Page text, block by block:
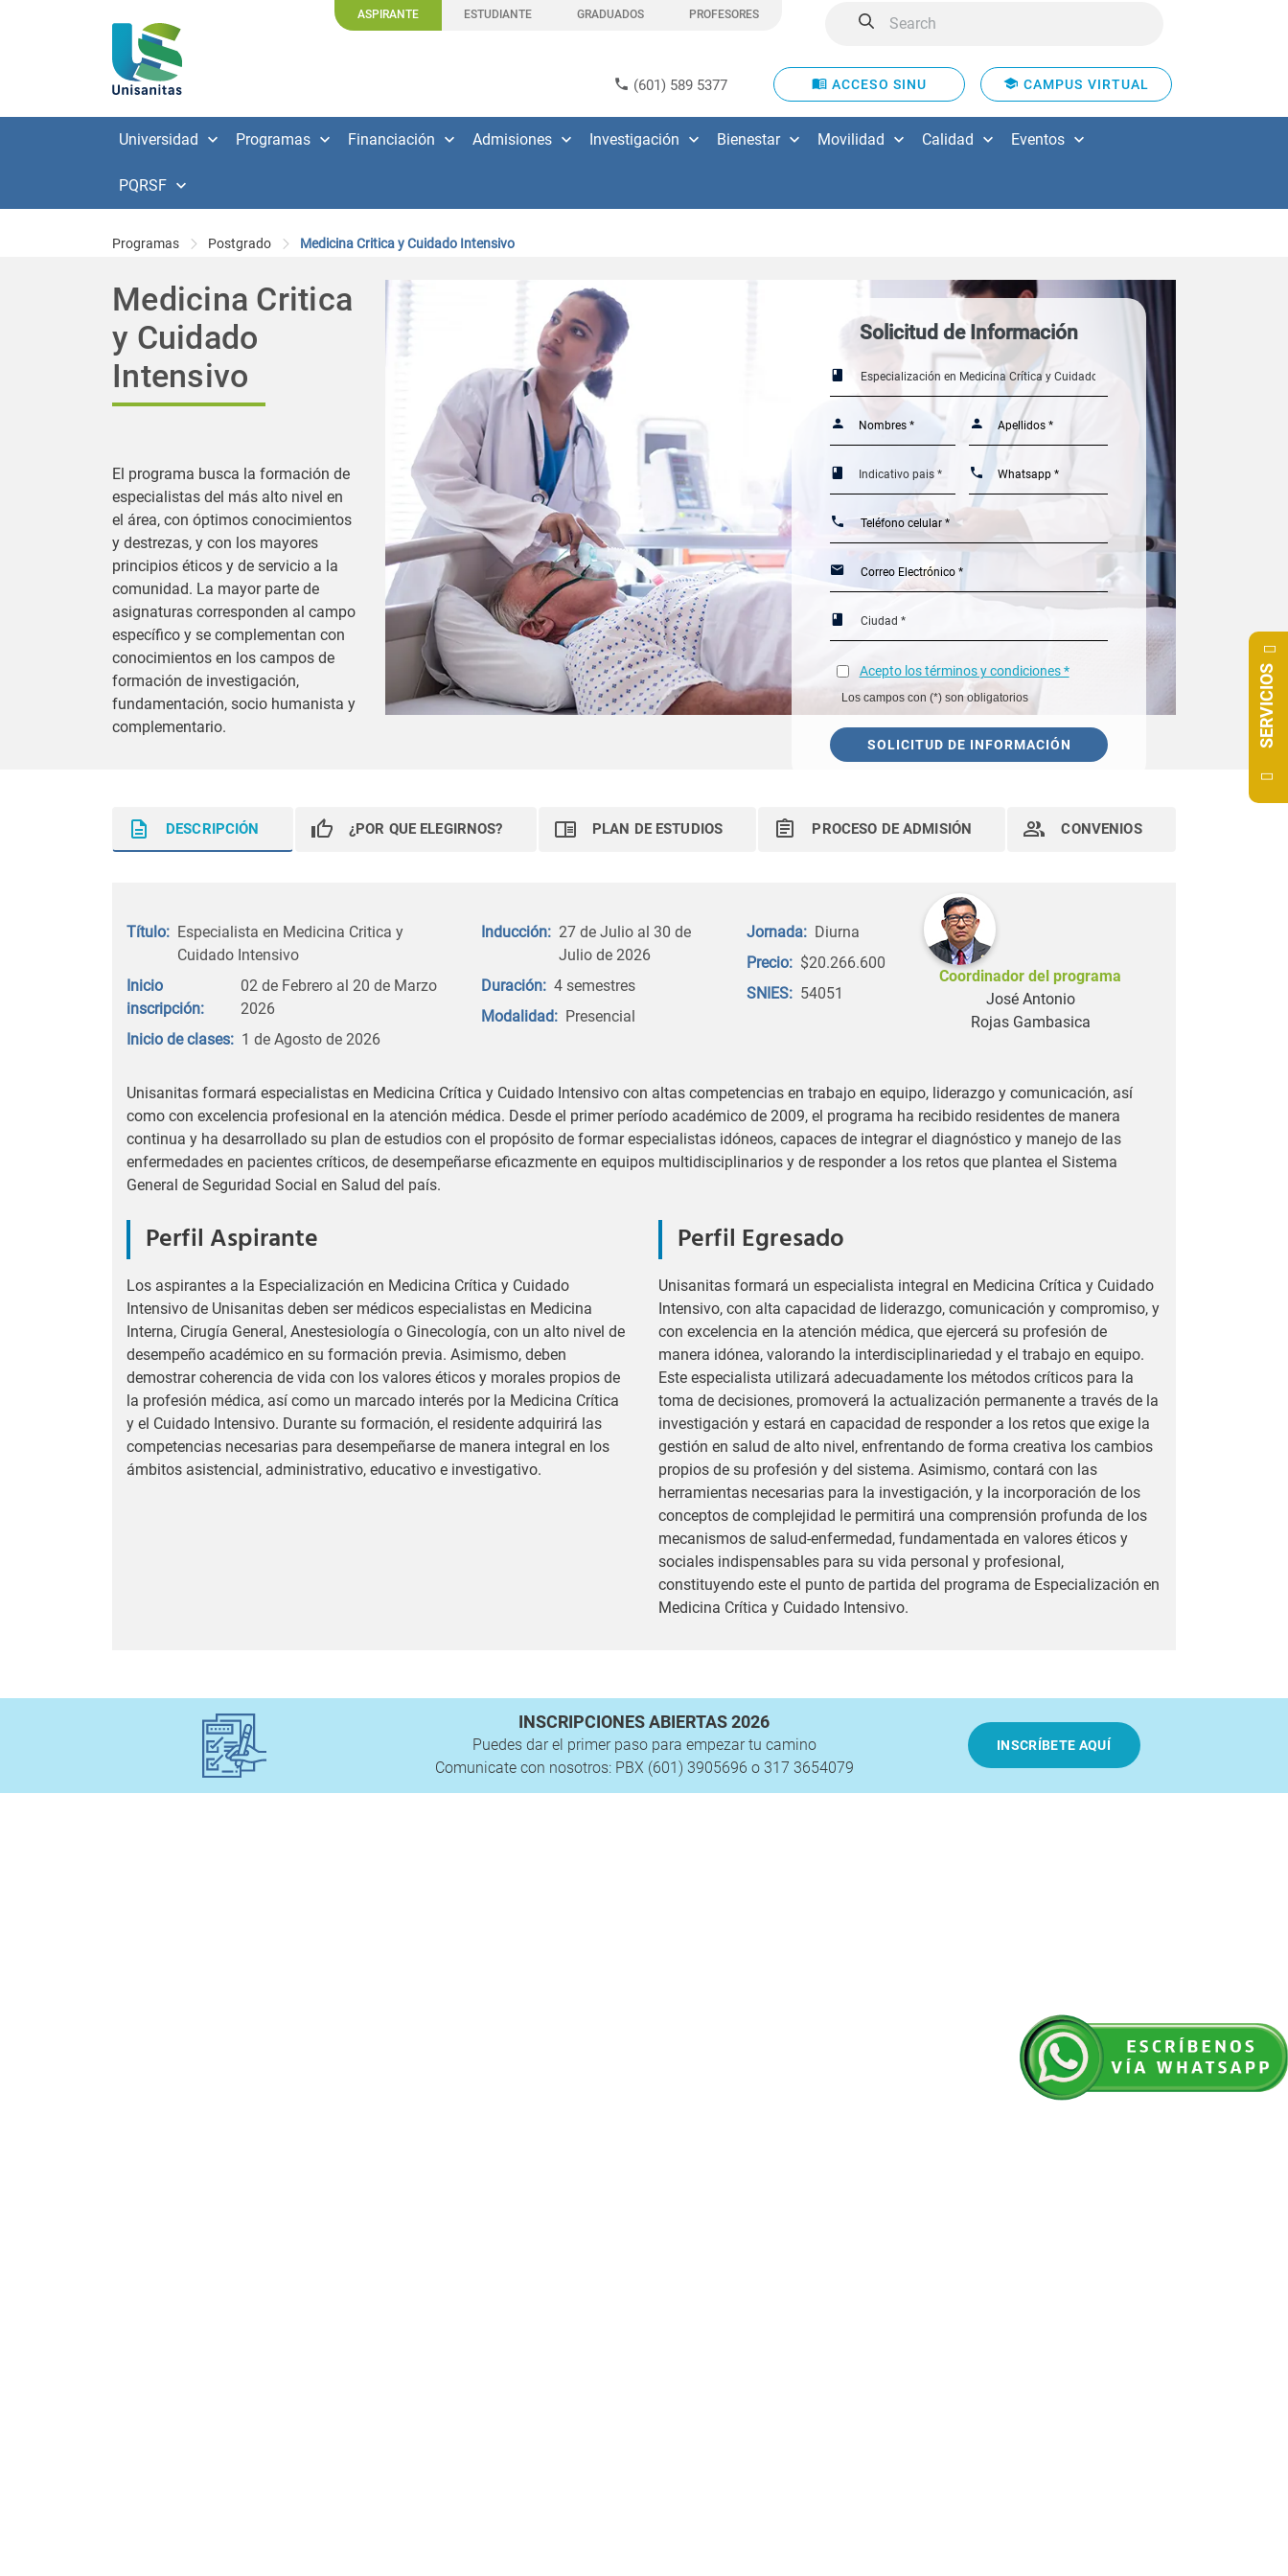
ASPIRANTE ESTUDIANTE GRADUADOS PROFESORES
(601) 589 5377 ACCESO SINU CAMPUS VIRTUAL
Universidad Programas Financiación Admisiones Investigación Bienestar Movilidad Calidad Eventos
PQRSF
Programas Postgrado Medicina Critica y Cuidado Intensivo
Medicina Critica
y Cuidado
Intensivo
El programa busca la formación de
especialistas del más alto nivel en
el área, con óptimos conocimientos
y destrezas, y con los mayores
principios éticos y de servicio a la
comunidad. La mayor parte de
asignaturas corresponden al campo
específico y se complementan con
conocimientos en los campos de
formación de investigación,
fundamentación, socio humanista y
complementario.
Solicitud de Información
Acepto los términos y condiciones *
Los campos con (*) son obligatorios
SOLICITUD DE INFORMACIÓN
DESCRIPCIÓN ¿POR QUE ELEGIRNOS? PLAN DE ESTUDIOS PROCESO DE ADMISIÓN CONVENIOS
Título: Especialista en Medicina Critica y
Cuidado Intensivo
Inicio
inscripción:
02 de Febrero al 20 de Marzo
2026
Inicio de clases: 1 de Agosto de 2026
Inducción: 27 de Julio al 30 de
Julio de 2026
Duración: 4 semestres
Modalidad: Presencial
Jornada: Diurna
Precio: $20.266.600
SNIES: 54051
Coordinador del programa
José Antonio
Rojas Gambasica
Unisanitas formará especialistas en Medicina Crítica y Cuidado Intensivo con altas competencias en trabajo en equipo, liderazgo y comunicación, así
como con excelencia profesional en la atención médica. Desde el primer período académico de 2009, el programa ha recibido residentes de manera
continua y ha desarrollado su plan de estudios con el propósito de formar especialistas idóneos, capaces de integrar el diagnóstico y manejo de las
enfermedades en pacientes críticos, de desempeñarse eficazmente en equipos multidisciplinarios y de responder a los retos que plantea el Sistema
General de Seguridad Social en Salud del país.
Perfil Aspirante
Los aspirantes a la Especialización en Medicina Crítica y Cuidado
Intensivo de Unisanitas deben ser médicos especialistas en Medicina
Interna, Cirugía General, Anestesiología o Ginecología, con un alto nivel de
desempeño académico en su formación previa. Asimismo, deben
demostrar coherencia de vida con los valores éticos y morales propios de
la profesión médica, así como un marcado interés por la Medicina Crítica
y el Cuidado Intensivo. Durante su formación, el residente adquirirá las
competencias necesarias para desempeñarse de manera integral en los
ámbitos asistencial, administrativo, educativo e investigativo.
Perfil Egresado
Unisanitas formará un especialista integral en Medicina Crítica y Cuidado
Intensivo, con alta capacidad de liderazgo, comunicación y compromiso, y
con excelencia en la atención médica, que ejercerá su profesión de
manera idónea, valorando la interdisciplinariedad y el trabajo en equipo.
Este especialista utilizará adecuadamente los métodos críticos para la
toma de decisiones, promoverá la actualización permanente a través de la
investigación y estará en capacidad de responder a los retos que exige la
gestión en salud de alto nivel, enfrentando de forma creativa los cambios
propios de su profesión y del sistema. Asimismo, contará con las
herramientas necesarias para la investigación, y la incorporación de los
conceptos de complejidad le permitirá una comprensión profunda de los
mecanismos de salud-enfermedad, fundamentada en valores éticos y
sociales indispensables para su vida personal y profesional,
constituyendo este el punto de partida del programa de Especialización en
Medicina Crítica y Cuidado Intensivo.
INSCRIPCIONES ABIERTAS 2026
Puedes dar el primer paso para empezar tu camino
Comunicate con nosotros: PBX (601) 3905696 o 317 3654079
INSCRÍBETE AQUÍ
SERVICIOS